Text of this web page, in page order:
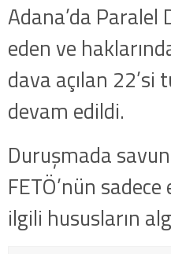
Adana’da Paralel
eden ve
dava açılan 22’si
devam edildi.
Duruşmada
FETÖ’nün sadece
ilgili hususların